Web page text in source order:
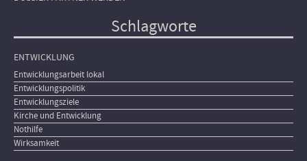
Schlagworte
ENTWICKLUNG
Entwicklungsarbeit lokal
Entwicklungspolitik
Entwicklungsziele
Kirche und Entwicklung
Nothilfe
Wirksamkeit